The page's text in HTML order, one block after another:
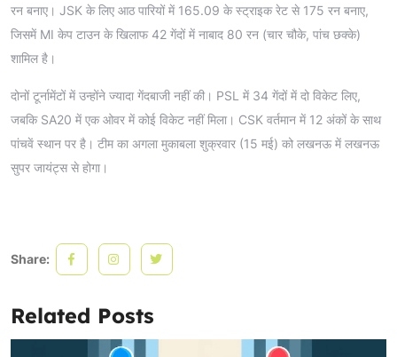
रन बनाए। JSK के लिए आठ पारियों में 165.09 के स्ट्राइक रेट से 175 रन बनाए,
जिसमें MI केप टाउन के खिलाफ 42 गेंदों में नाबाद 80 रन (चार चौके, पांच छक्के)
शामिल है।
दोनों टूर्नामेंटों में उन्होंने ज्यादा गेंदबाजी नहीं की। PSL में 34 गेंदों में दो विकेट लिए,
जबकि SA20 में एक ओवर में कोई विकेट नहीं मिला। CSK वर्तमान में 12 अंकों के साथ
पांचवें स्थान पर है। टीम का अगला मुकाबला शुक्रवार (15 मई) को लखनऊ में लखनऊ
सुपर जायंट्स से होगा।
Share:
Related Posts